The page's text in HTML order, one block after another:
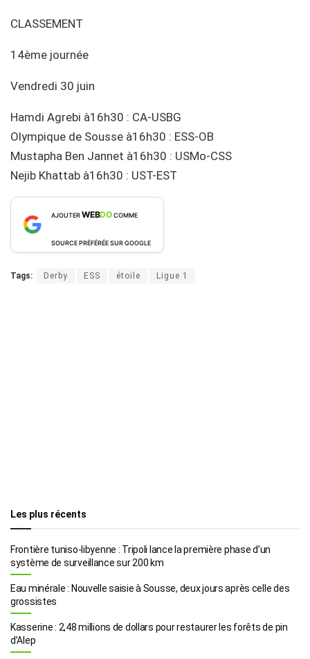
CLASSEMENT
14ème journée
Vendredi 30 juin
Hamdi Agrebi à16h30 : CA-USBG
Olympique de Sousse à16h30 : ESS-OB
Mustapha Ben Jannet à16h30 : USMo-CSS
Nejib Khattab à16h30 : UST-EST
AJOUTERWEBDOCOMME
SOURCE PRÉFÉRÉE SUR GOOGLE
Tags: Derby ESS étoile Ligue 1
Les plus récents
Frontière tuniso-libyenne : Tripoli lance la première phase d’un
système de surveillance sur 200 km
Eau minérale : Nouvelle saisie à Sousse, deux jours après celle des
grossistes
Kasserine : 2,48 millions de dollars pour restaurer les forêts de pin
d’Alep